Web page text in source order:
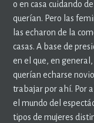
o en casa cuidando
querían. Pero las
las echaron de la
casas. A base de
en el que, en
querían echarse
trabajar por ahí. Por
el mundo del
tipos de mujeres